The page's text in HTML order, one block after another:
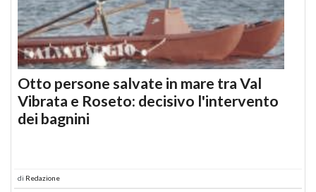
Otto persone salvate in mare tra Val
Vibrata e Roseto: decisivo l'intervento
dei bagnini
di Redazione